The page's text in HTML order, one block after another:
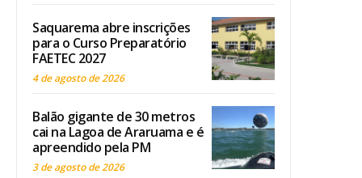
Saquarema abre inscrições
para o Curso Preparatório
FAETEC 2027
4 de agosto de 2026
Balão gigante de 30 metros
cai na Lagoa de Araruama e é
apreendido pela PM
3 de agosto de 2026